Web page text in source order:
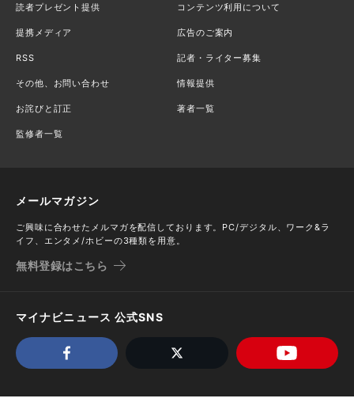
読者プレゼント提供 コンテンツ利用について
提携メディア 広告のご案内
RSS 記者・ライター募集
その他、お問い合わせ 情報提供
お詫びと訂正 著者一覧
監修者一覧
メールマガジン
ご興味に合わせたメルマガを配信しております。PC/デジタル、ワーク&ラ
イフ、エンタメ/ホビーの3種類を用意。
無料登録はこちら
マイナビニュース 公式SNS